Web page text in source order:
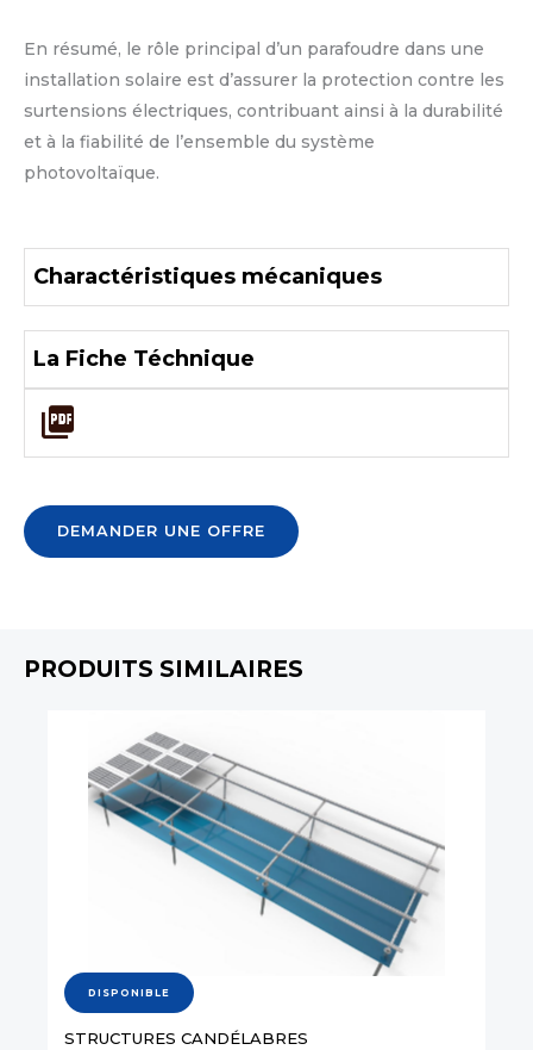
En résumé, le rôle principal d’un parafoudre dans une
installation solaire est d’assurer la protection contre les
surtensions électriques, contribuant ainsi à la durabilité
et à la fiabilité de l’ensemble du système
photovoltaïque.
Charactéristiques mécaniques
La Fiche Téchnique
DEMANDER UNE OFFRE
PRODUITS SIMILAIRES
DISPONIBLE
STRUCTURES CANDÉLABRES